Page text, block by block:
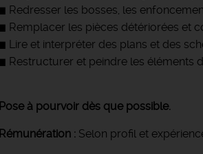
Redresser les bosses, les
Remplacer les pièces détériorées et
Lire et interpréter des plans et des
Restructurer et peindre les éléments
Pose à pourvoir dès que possible.
Rémunération : Selon profil et